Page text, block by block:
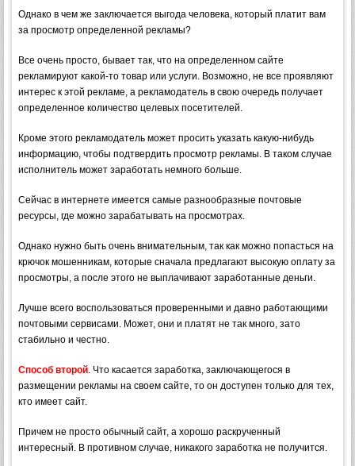
Однако в чем же заключается выгода человека, который платит вам
за просмотр определенной рекламы?
Все очень просто, бывает так, что на определенном сайте
рекламируют какой-то товар или услуги. Возможно, не все проявляют
интерес к этой рекламе, а рекламодатель в свою очередь получает
определенное количество целевых посетителей.
Кроме этого рекламодатель может просить указать какую-нибудь
информацию, чтобы подтвердить просмотр рекламы. В таком случае
исполнитель может заработать немного больше.
Сейчас в интернете имеется самые разнообразные почтовые
ресурсы, где можно зарабатывать на просмотрах.
Однако нужно быть очень внимательным, так как можно попасться на
крючок мошенникам, которые сначала предлагают высокую оплату за
просмотры, а после этого не выплачивают заработанные деньги.
Лучше всего воспользоваться проверенными и давно работающими
почтовыми сервисами. Может, они и платят не так много, зато
стабильно и честно.
Способ второй . Что касается заработка, заключающегося в
размещении рекламы на своем сайте, то он доступен только для тех,
кто имеет сайт.
Причем не просто обычный сайт, а хорошо раскрученный
интересный. В противном случае, никакого заработка не получится.